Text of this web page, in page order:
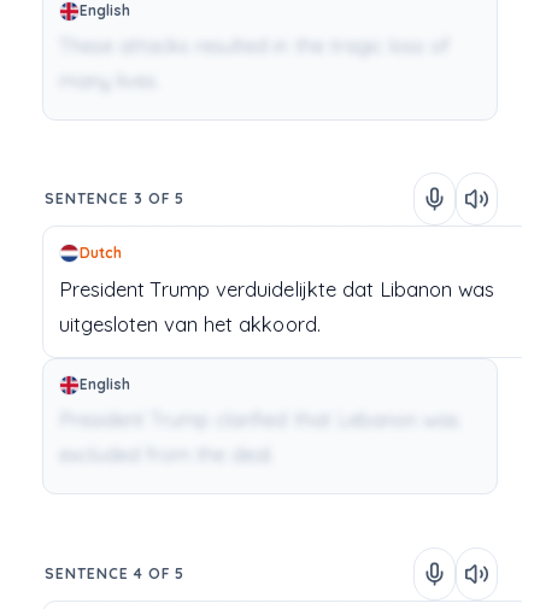
English
These attacks resulted in the tragic loss of
SENTENCE 3 OF 5
Dutch
President Trump verduidelijkte dat Libanon was
uitgeslotenvan het akkoord.
English
President Trump clarified that Lebanon was
excluded from the deal.
SENTENCE 4 OF 5